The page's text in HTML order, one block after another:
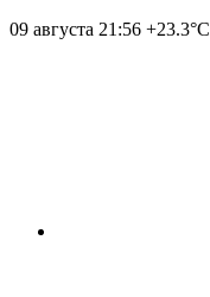
09 августа 21:56 +23.3°С